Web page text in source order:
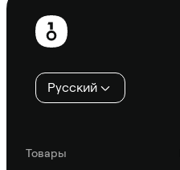
Нижний
колонтитул
Русский
Товары